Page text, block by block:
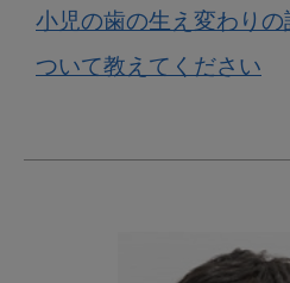
小児の歯の生え変わり
ついて教えてください